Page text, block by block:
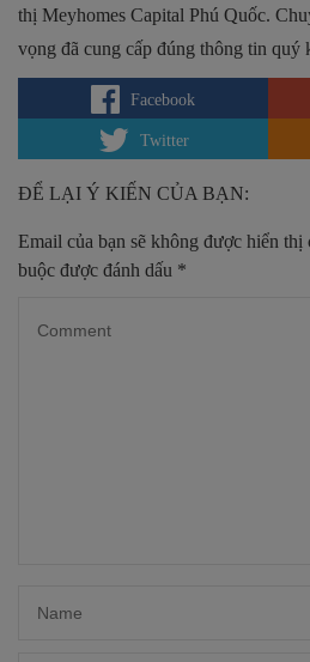
thị Meyhomes Capital Phú Quốc.
vọng đã cung cấp đúng thông tin quý
Facebook
Twitter
ĐỂ LẠI Ý KIẾN CỦA BẠN:
Email của bạn sẽ không được hiển thị
buộc được đánh dấu *